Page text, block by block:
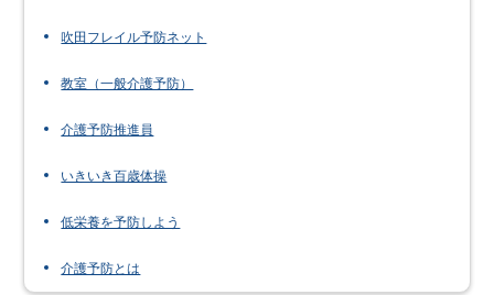
吹田フレイル予防ネット
教室（一般介護予防）
介護予防推進員
いきいき百歳体操
低栄養を予防しよう
介護予防とは